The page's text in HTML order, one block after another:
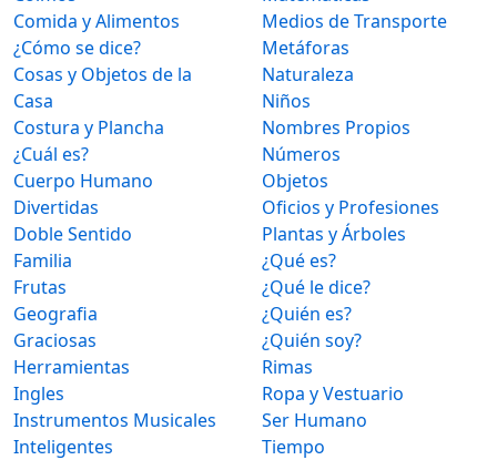
Comida y Alimentos
¿Cómo se dice?
Cosas y Objetos de la
Casa
Costura y Plancha
¿Cuál es?
Cuerpo Humano
Divertidas
Doble Sentido
Familia
Frutas
Geografia
Graciosas
Herramientas
Ingles
Instrumentos Musicales
Inteligentes
Medios de Transporte
Metáforas
Naturaleza
Niños
Nombres Propios
Números
Objetos
Oficios y Profesiones
Plantas y Árboles
¿Qué es?
¿Qué le dice?
¿Quién es?
¿Quién soy?
Rimas
Ropa y Vestuario
Ser Humano
Tiempo